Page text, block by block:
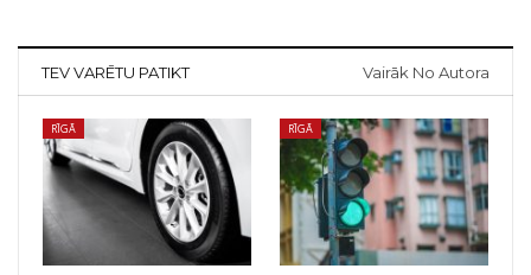
TEV VARĒTU PATIKT Vairāk No Autora
RĪGĀ RĪGĀ